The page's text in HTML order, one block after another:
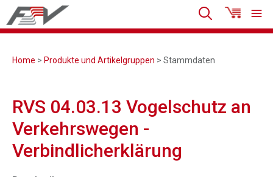
Home > Produkte und Artikelgruppen > Stammdaten
RVS 04.03.13 Vogelschutz an
Verkehrswegen -
Verbindlicherklärung